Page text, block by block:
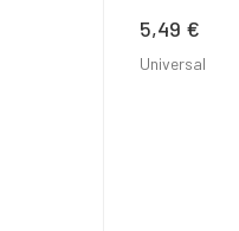
Precio
5,49 €
Universal